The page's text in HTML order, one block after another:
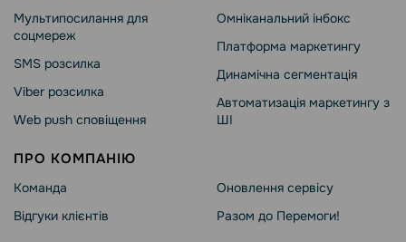
Мультипосилання для
соцмереж
SMS розсилка
Viber розсилка
Web push сповіщення
Омніканальний інбокс
Платформа маркетингу
Динамічна сегментація
Автоматизація маркетингу з
ШІ
ПРО КОМПАНІЮ
Команда
Відгуки клієнтів
Оновлення сервісу
Разом до Перемоги!